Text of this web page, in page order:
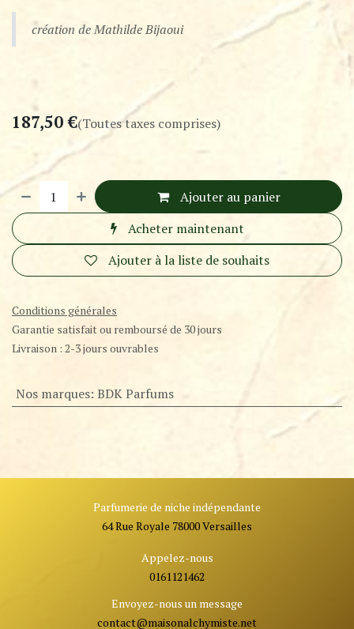
création de Mathilde Bijaoui
187,50€(Toutes taxes comprises)
Ajouter au panier
Acheter maintenant
Ajouter à la liste de souhaits
Conditions générales
Garantie satisfait ou remboursé de 30 jours
Livraison : 2-3 jours ouvrables
Nos marques: BDK Parfums
Parfumerie de niche indépendante
64 Rue Royale 78000 Versailles
Appelez-nous
0161121462
Envoyez-nous un message
contact@maisonalchymiste.net